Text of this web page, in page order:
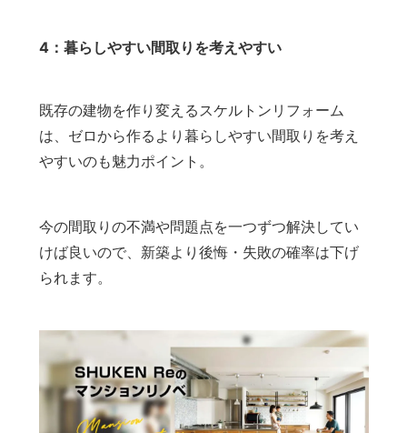
4：暮らしやすい間取りを考えやすい
既存の建物を作り変えるスケルトンリフォーム
は、ゼロから作るより暮らしやすい間取りを考え
やすいのも魅力ポイント。
今の間取りの不満や問題点を一つずつ解決してい
けば良いので、新築より後悔・失敗の確率は下げ
られます。